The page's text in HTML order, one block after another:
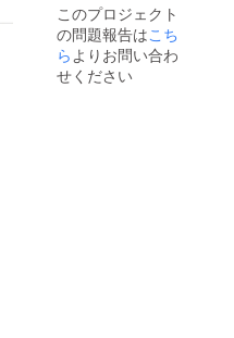
このプロジェクト
の問題報告はこち
ら よりお問い合わ
せください